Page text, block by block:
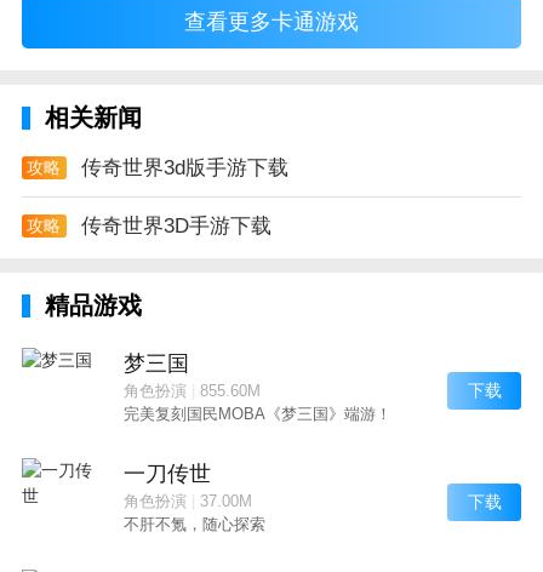
查看更多卡通游戏
相关新闻
攻略 传奇世界3d版手游下载
攻略 传奇世界3D手游下载
精品游戏
梦三国
角色扮演| 855.60M
完美复刻国民MOBA《梦三国》端游！
下载
一刀传世
角色扮演| 37.00M
不肝不氪，随心探索
下载